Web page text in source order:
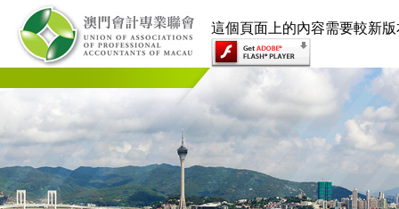
這個頁面上的內容需要較新版